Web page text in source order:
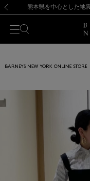
熊本県を中心とした地
【開催中】
BARNEYS NEW YORK ONLINE STORE